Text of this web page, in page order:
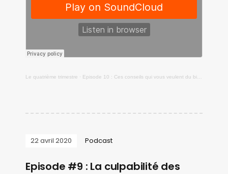
Le quatrième trimestre · Episode 10 : Ces conseils qui vous veulent du bien
22 avril 2020 Podcast
Episode #9 : La culpabilité des